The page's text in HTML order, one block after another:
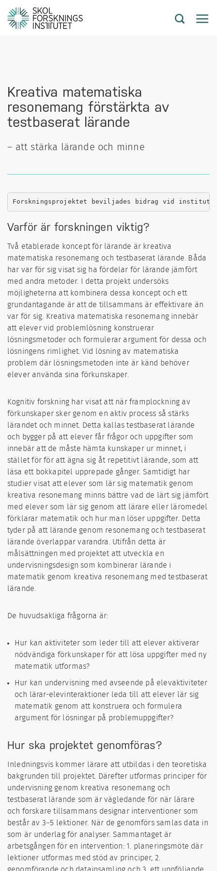
Kreativa matematiska
resonemang förstärkta av
testbaserat lärande
– att stärka lärande och minne
Forskningsprojektet beviljades bidrag vid
Varför är forskningen viktig?
Två etablerade koncept för lärande är kreativa
matematiska resonemang och testbaserat lärande. Båda
har var för sig visat sig ha fördelar för lärande jämfört
med andra metoder. I detta projekt undersöks
möjligheterna att kombinera dessa koncept och ett
grundantagande är att de tillsammans är effektivare än
var för sig. Kreativa matematiska resonemang innebär
att elever vid problemlösning konstruerar
lösningsmetoder och formulerar argument för dessa och
lösningens rimlighet. Vid lösning av matematiska
problem där lösningsmetoden inte är känd behöver
elever använda sina förkunskaper.
Kognitiv forskning har visat att när framplockning av
förkunskaper sker genom en aktiv process så stärks
lärandet och minnet. Detta kallas testbaserat lärande
och bygger på att elever får frågor och uppgifter som
innebär att de måste hämta kunskaper ur minnet, i
stället för för att ägna sig åt repetitivt lärande, som att
läsa ett bokkapitel upprepade gånger. Samtidigt har
studier visat att elever som lär sig matematik genom
kreativa resonemang minns bättre vad de lärt sig jämfört
med elever som lär sig genom att lärare eller läromedel
förklarar matematik och hur man löser uppgifter. Detta
tyder på att lärande genom resonemang och testbaserat
lärande överlappar varandra. Utifrån detta är
målsättningen med projektet att utveckla en
undervisningsdesign som kombinerar lärande i
matematik genom kreativa resonemang med testbaserat
lärande.
De huvudsakliga frågorna är:
Hur kan aktiviteter som leder till att elever aktiverar
nödvändiga förkunskaper för att lösa uppgifter med ny
matematik utformas?
Hur kan undervisning med avseende på elevaktiviteter
och lärar-elevinteraktioner leda till att elever lär sig
matematik genom att konstruera och formulera
argument för lösningar på problemuppgifter?
Hur ska projektet genomföras?
Inledningsvis kommer lärare att utbildas i den teoretiska
bakgrunden till projektet. Därefter utformas principer för
undervisning genom kreativa resonemang och
testbaserat lärande som är vägledande för när lärare
och forskare tillsammans designar interventioner som
består av 3–5 lektioner. När de genomförs samlas data in
som är underlag för analyser. Sammantaget är
arbetsgången för en intervention: 1. planeringsmöte där
lektioner utformas med stöd av principer, 2.
genomförande och datainsamling och 3. ett uppföljande